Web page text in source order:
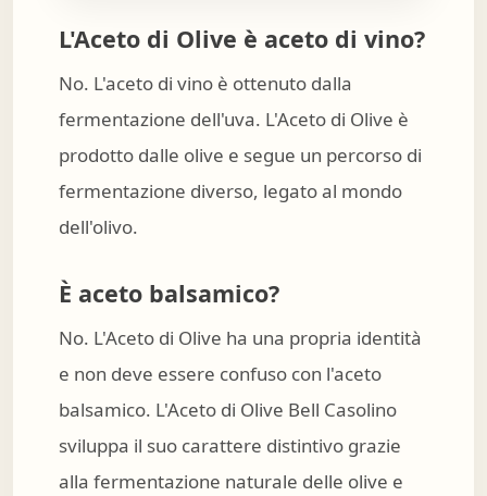
L'Aceto di Olive è aceto di vino?
No. L'aceto di vino è ottenuto dalla
fermentazione dell'uva. L'Aceto di Olive è
prodotto dalle olive e segue un percorso di
fermentazione diverso, legato al mondo
dell'olivo.
È aceto balsamico?
No. L'Aceto di Olive ha una propria identità
e non deve essere confuso con l'aceto
balsamico. L'Aceto di Olive Bell Casolino
sviluppa il suo carattere distintivo grazie
alla fermentazione naturale delle olive e